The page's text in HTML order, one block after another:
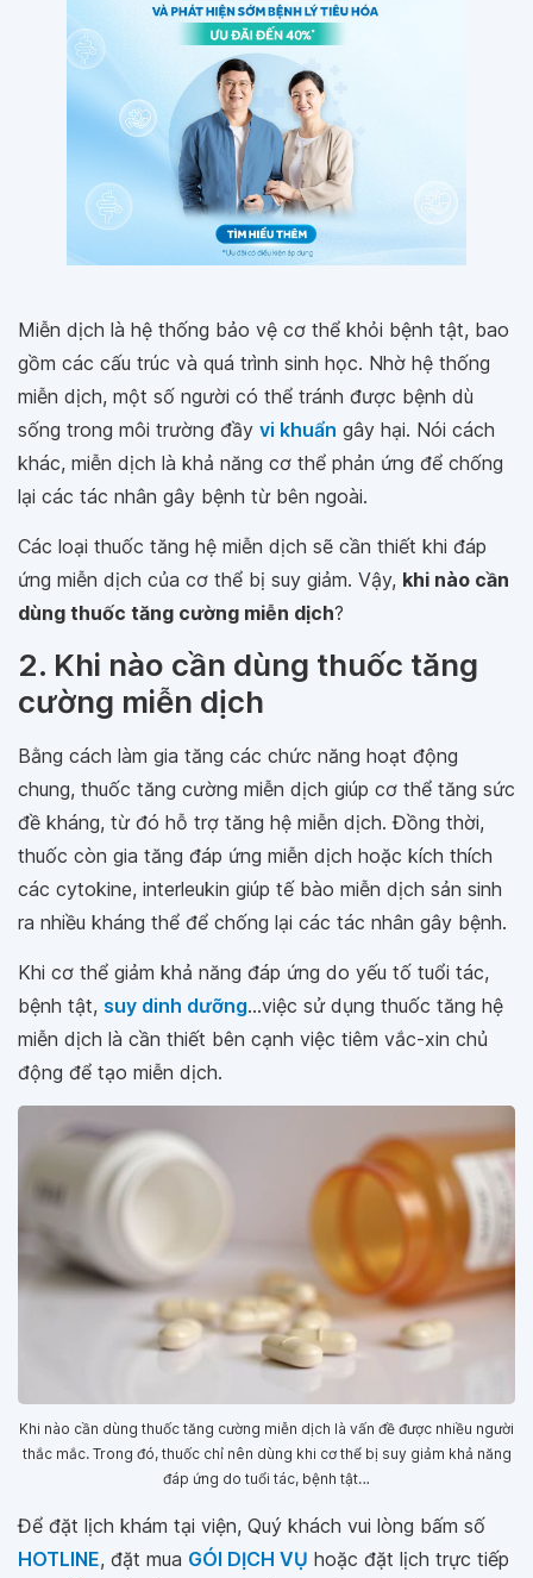
Miễn dịch là hệ thống bảo vệ cơ thể khỏi bệnh tật, bao
gồm các cấu trúc và quá trình sinh học. Nhờ hệ thống
miễn dịch, một số người có thể tránh được bệnh dù
sống trong môi trường đầy vi khuẩn gây hại. Nói cách
khác, miễn dịch là khả năng cơ thể phản ứng để chống
lại các tác nhân gây bệnh từ bên ngoài.
Các loại thuốc tăng hệ miễn dịch sẽ cần thiết khi đáp
ứng miễn dịch của cơ thể bị suy giảm. Vậy, khi nào cần
dùng thuốc tăng cường miễn dịch?
2. Khi nào cần dùng thuốc tăng
cường miễn dịch
Bằng cách làm gia tăng các chức năng hoạt động
chung, thuốc tăng cường miễn dịch giúp cơ thể tăng sức
đề kháng, từ đó hỗ trợ tăng hệ miễn dịch. Đồng thời,
thuốc còn gia tăng đáp ứng miễn dịch hoặc kích thích
các cytokine, interleukin giúp tế bào miễn dịch sản sinh
ra nhiều kháng thể để chống lại các tác nhân gây bệnh.
Khi cơ thể giảm khả năng đáp ứng do yếu tố tuổi tác,
bệnh tật, suy dinh dưỡng…việc sử dụng thuốc tăng hệ
miễn dịch là cần thiết bên cạnh việc tiêm vắc-xin chủ
động để tạo miễn dịch.
Khi nào cần dùng thuốc tăng cường miễn dịch là vấn đề được nhiều người
thắc mắc. Trong đó, thuốc chỉ nên dùng khi cơ thể bị suy giảm khả năng
đáp ứng do tuổi tác, bệnh tật…
Để đặt lịch khám tại viện, Quý khách vui lòng bấm số
HOTLINE, đặt mua GÓI DỊCH VỤ hoặc đặt lịch trực tiếp